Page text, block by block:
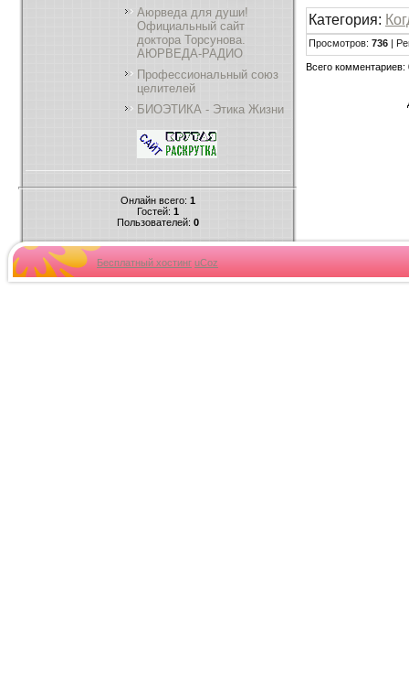
Аюрведа для души!
Официальный сайт
доктора Торсунова.
АЮРВЕДА-РАДИО
Профессиональный союз
целителей
БИОЭТИКА - Этика Жизни
Онлайн всего: 1
Гостей: 1
Пользователей: 0
Категория:
Просмотров: 736 |
Всего комментариев:
Бесплатный хостинг uCoz